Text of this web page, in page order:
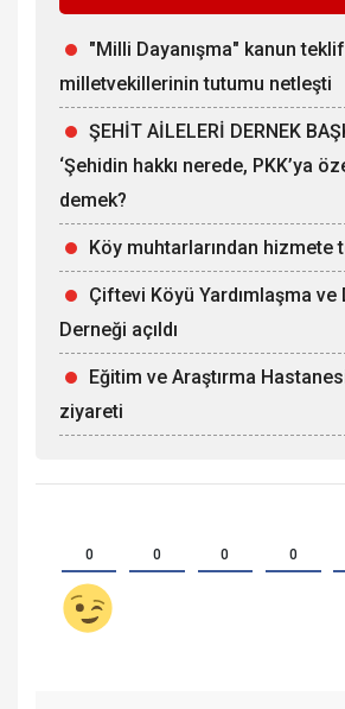
"Milli Dayanışma" kanun
milletvekillerinin tutumu netleşti
ŞEHİT AİLELERİ DERNEK
‘Şehidin hakkı nerede, PKK’ya
demek?
Köy muhtarlarından hizmete
Çiftevi Köyü Yardımlaşma ve
Derneği açıldı
Eğitim ve Araştırma
ziyareti
0 0 0 0